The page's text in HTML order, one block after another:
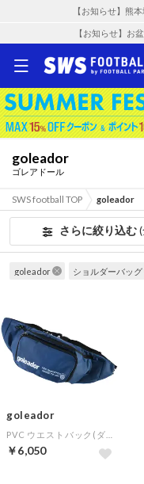
【お知らせ】熊
【お知らせ】お
goleador
ゴレアドール
SWS football TOP goleador
さらに絞り込む
goleador ショルダーバッグ
goleador
￥6,050